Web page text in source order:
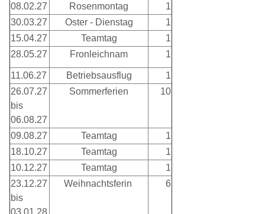
08.02.27
Rosenmontag
1
30.03.27
Oster - Dienstag
1
15.04.27
Teamtag
1
28.05.27
Fronleichnam 1
11.06.27 Betriebsausflug
1
26.07.27
bis
06.08.27
Sommerferien 10
09.08.27 Teamtag
1
18.10.27
Teamtag
1
10.12.27
Teamtag
1
23.12.27
bis
03.01.28
Weihnachtsferin 6